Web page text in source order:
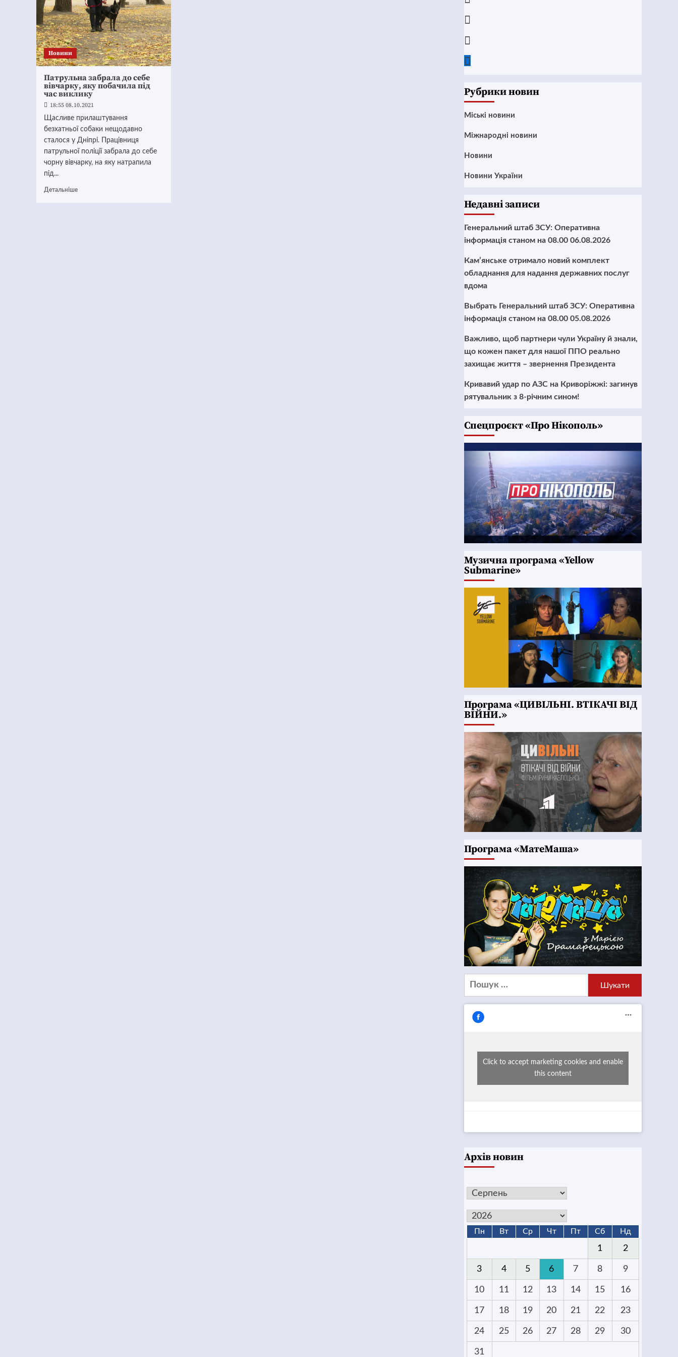
Новини
Патрульна забрала до себе
вівчарку, яку побачила під
час виклику
18:55 08.10.2021
Щасливе прилаштування
безхатньої собаки нещодавно
сталося у Дніпрі. Працівниця
патрульної поліції забрала до себе
чорну вівчарку, на яку натрапила
під...
Детальніше
Рубрики новин
Mіські новини
Міжнародні новини
Новини
Новини України
Недавні записи
Генеральний штаб ЗСУ: Оперативна
інформація станом на 08.00 06.08.2026
Кам’янське отримало новий комплект
обладнання для надання державних послуг
вдома
Выбрать Генеральний штаб ЗСУ: Оперативна
інформація станом на 08.00 05.08.2026
Важливо, щоб партнери чули Україну й знали,
що кожен пакет для нашої ППО реально
захищає життя – звернення Президента
Кривавий удар по АЗС на Криворіжжі: загинув
рятувальник з 8-річним сином!
Cпецпроєкт «Про Нікополь»
Музична програма «Yellow
Submarine»
Програма «ЦИВІЛЬНІ. ВТІКАЧІ ВІД
ВІЙНИ.»
Програма «МатеМаша»
Пошук:
Click to accept marketing cookies and enable
this content
Архів новин
Пн Вт Ср Чт Пт Сб Нд
1 2
3 4 5 6 7 8 9
10 11 12 13 14 15 16
17 18 19 20 21 22 23
24 25 26 27 28 29 30
31